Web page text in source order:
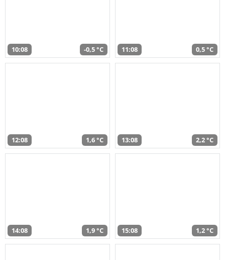
10:08 -0,5 °C 11:08 0,5 °C
12:08 1,6 °C 13:08 2,2 °C
14:08 1,9 °C 15:08 1,2 °C